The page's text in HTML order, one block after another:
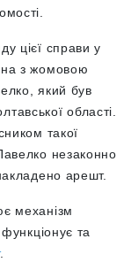
цієї справи у
з жомовою
який був
області.
такої
незаконно
арешт.
механізм
та
.